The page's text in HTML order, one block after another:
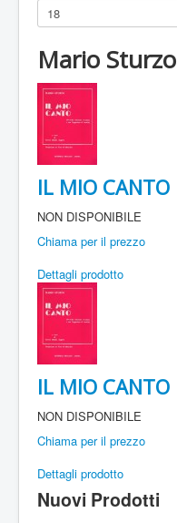
Mario Sturzo
IL MIO CANTO
NON DISPONIBILE
Chiama per il prezzo
Dettagli prodotto
IL MIO CANTO
NON DISPONIBILE
Chiama per il prezzo
Dettagli prodotto
Nuovi Prodotti